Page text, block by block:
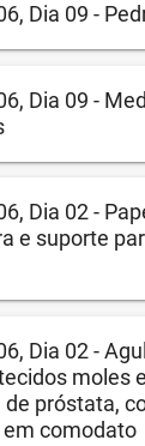
Dia 09 -
Dia 09 -
Dia 02 -
e suporte
Dia 02 -
moles
de próstata,
comodato